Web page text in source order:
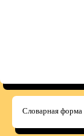
Словарная форма